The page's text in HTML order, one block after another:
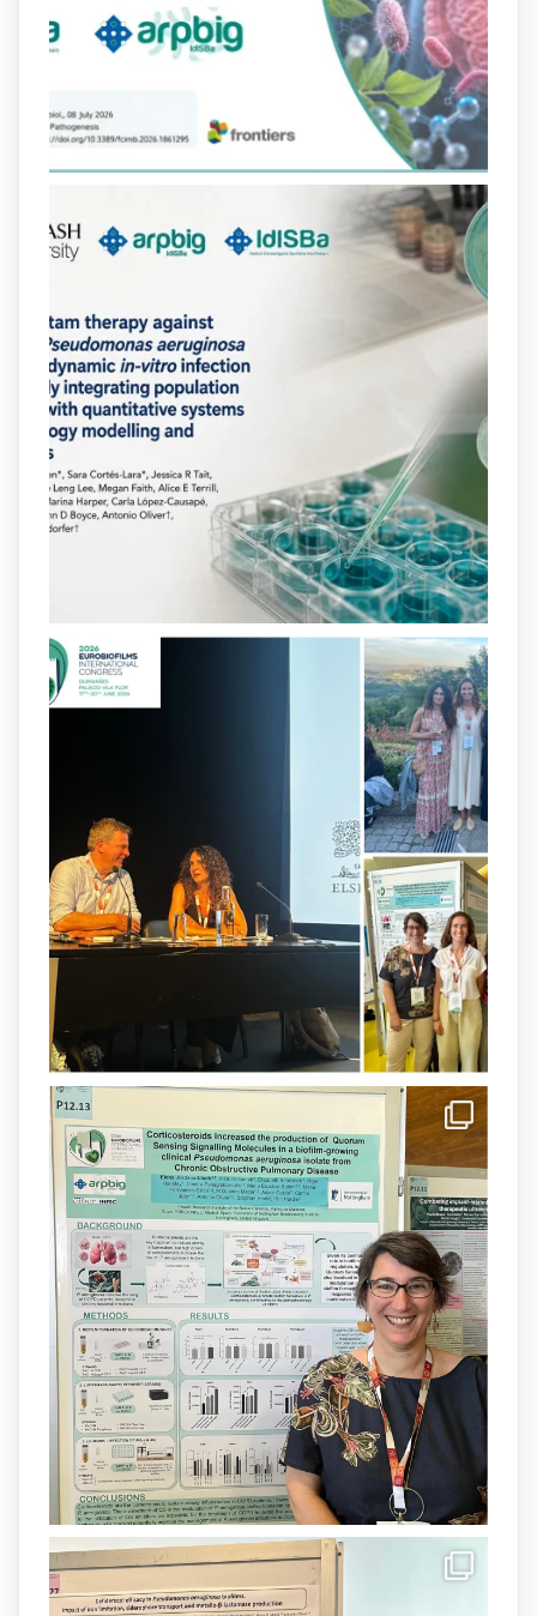
poc habitual de dos antibiòtics β-
lactàmics pot eliminar de manera molt
eficient Pseudomonas aeruginosa alhora
que en retarda l'aparició de resistències
https://www.infosalut.com/investigacio/estudis-
i-projectes/1...
https://hdl.handle.net/20.500.13003/27702
Our new review explores how hormones,
neurotransmitters, drugs, and other
molecules can influence bacterial
behavior. Some can even enhance
bacterial virulence, highlighting new
opportunities to combat bacterial
infections.@idisbaib
https://www.frontiersin.org/journals/cellular-
and-infection-...
2 4 X
8 Jul
Our latest publication on dual β-lactam
therapy for the treatment of multidrug-
resistant P. aeruginosa infections is now
available.This work is the result of a
collaborative effort between@idisbaib,
@SonEspases
, and Prof. Cornelia
Landersdorfer’s group at Monash
University, AUS.
arpbigidisba Retweeted
Donam la benvinguda a Isabel Maria
Barceló Munar, nova investigadora del
grup@arpbigidisbaa l’#IdISBa.
Un contracte cofinançat per
@SaludISCIIIi la Unió Europea.
Més informació:http://www.idisba.es
1 3
Load More